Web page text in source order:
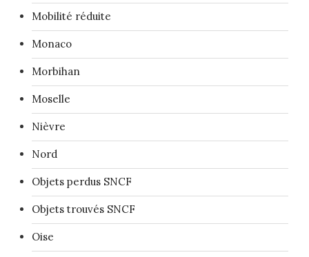
Mobilité réduite
Monaco
Morbihan
Moselle
Nièvre
Nord
Objets perdus SNCF
Objets trouvés SNCF
Oise